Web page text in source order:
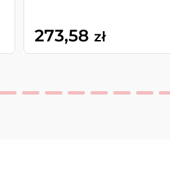
273,58 zł